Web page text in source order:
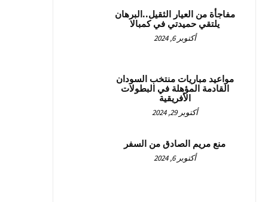
مفاجأة من العيار الثقيل..البرهان
يلتقي حميدتي في كمبالا
أكتوبر 6, 2024
مواعيد مباريات منتخب السودان
القادمة المؤهلة في البطولات
الأفريقية
أكتوبر 29, 2024
منع مريم الصادق من السفر
أكتوبر 6, 2024